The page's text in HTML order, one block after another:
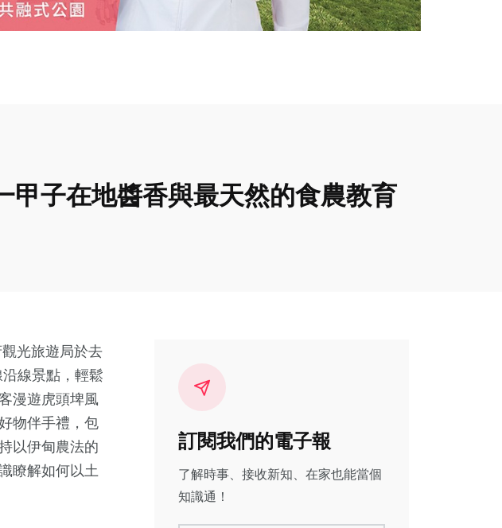
甲子在地醬香與最天然的食農教育
光旅遊局於去
線景點，輕鬆
漫遊虎頭埤風
物伴手禮，包
以伊甸農法的
瞭解如何以土
訂閱我們的電子報
了解時事、接收新知、在家也能當個
知識通！